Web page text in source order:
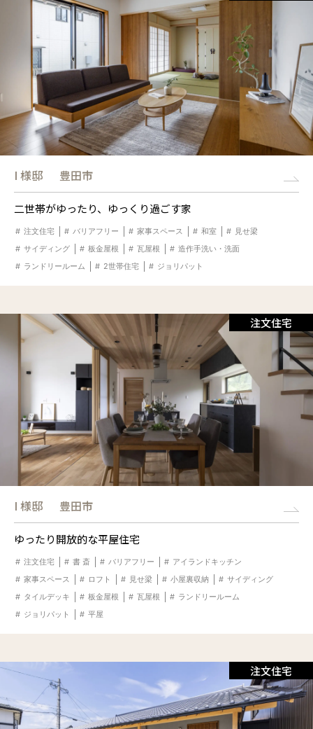
I 様邸 豊田市
二世帯がゆったり、ゆっくり過ごす家
注文住宅 バリアフリー 家事スペース 和室
見せ梁
サイディング
板金屋根 瓦屋根
造作手洗い・洗面
ランドリールーム
2世帯住宅 ジョリパット
注文住宅
I 様邸 豊田市
ゆったり開放的な平屋住宅
注文住宅 書 斎 バリアフリー
アイランドキッチン
家事スペース
ロフト 見せ梁 小屋裏収納
サイディング
タイルデッキ
板金屋根 瓦屋根
ランドリールーム
ジョリパット
平屋
注文住宅